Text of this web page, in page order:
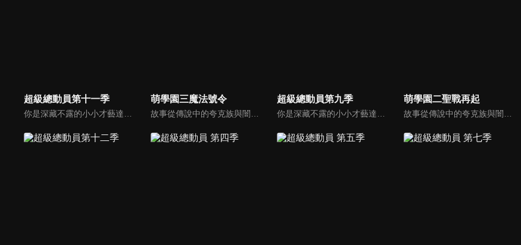
超級總動員第十一季 萌學園三魔法號令 超級總動員第九季 萌學園二聖戰再起